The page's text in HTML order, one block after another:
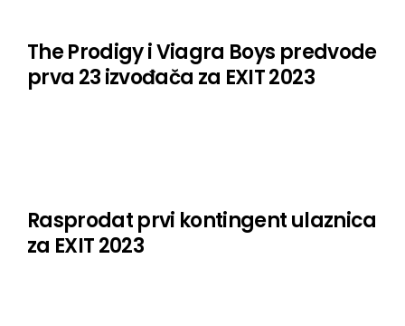
The Prodigy i Viagra Boys predvode
prva 23 izvođača za EXIT 2023
Rasprodat prvi kontingent ulaznica
za EXIT 2023